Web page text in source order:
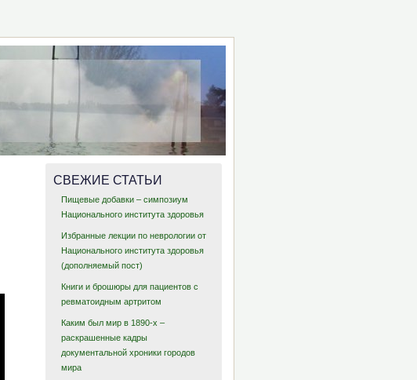
СВЕЖИЕ СТАТЬИ
Пищевые добавки – симпозиум
Национального института здоровья
Избранные лекции по неврологии от
Национального института здоровья
(дополняемый пост)
Книги и брошюры для пациентов с
ревматоидным артритом
Каким был мир в 1890-х –
раскрашенные кадры
документальной хроники городов
мира